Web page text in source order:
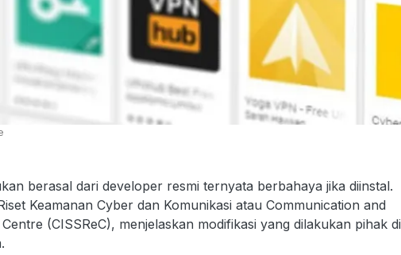
berasal dari developer resmi ternyata berbahaya jika diinstal.
Keamanan Cyber dan Komunikasi atau Communication and
(CISSReC), menjelaskan modifikasi yang dilakukan pihak di